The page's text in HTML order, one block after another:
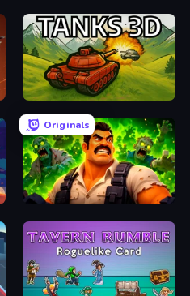
Tanks 3D
Originals
Zombie Lab Escape